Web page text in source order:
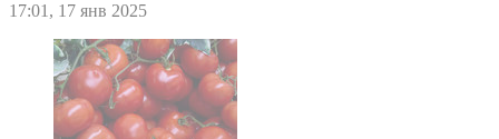
17:01, 17 янв 2025